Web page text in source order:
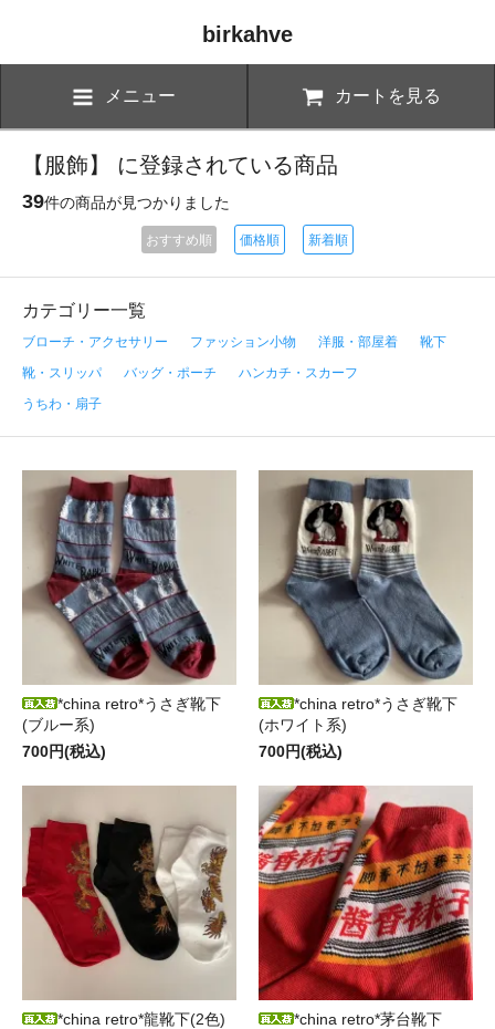
birkahve
メニュー カートを見る
【服飾】 に登録されている商品
39件の商品が見つかりました
おすすめ順 価格順 新着順
カテゴリー一覧
ブローチ・アクセサリー ファッション小物 洋服・部屋着
靴下
靴・スリッパ
バッグ・ポーチ
ハンカチ・スカーフ
うちわ・扇子
*china retro*うさぎ靴下
(ブルー系)
700円(税込)
*china retro*うさぎ靴下
(ホワイト系)
700円(税込)
*china retro*龍靴下(2色)
*china retro*茅台靴下